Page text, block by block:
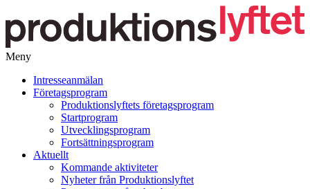
Meny
vidare
Intresseanmälan
Företagsprogram
Produktionslyftets företagsprogram
Startprogram
Utvecklingsprogram
Fortsättningsprogram
Aktuellt
Kommande aktiviteter
Nyheter från Produktionslyftet